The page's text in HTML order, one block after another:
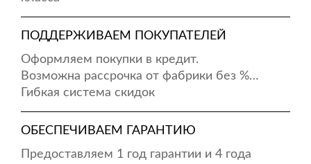
ПОДДЕРЖИВАЕМ ПОКУПАТЕЛЕЙ
Оформляем покупки в кредит.
Возможна рассрочка от фабрики без %…
Гибкая система скидок
ОБЕСПЕЧИВАЕМ ГАРАНТИЮ
Предоставляем 1 год гарантии и 4 года